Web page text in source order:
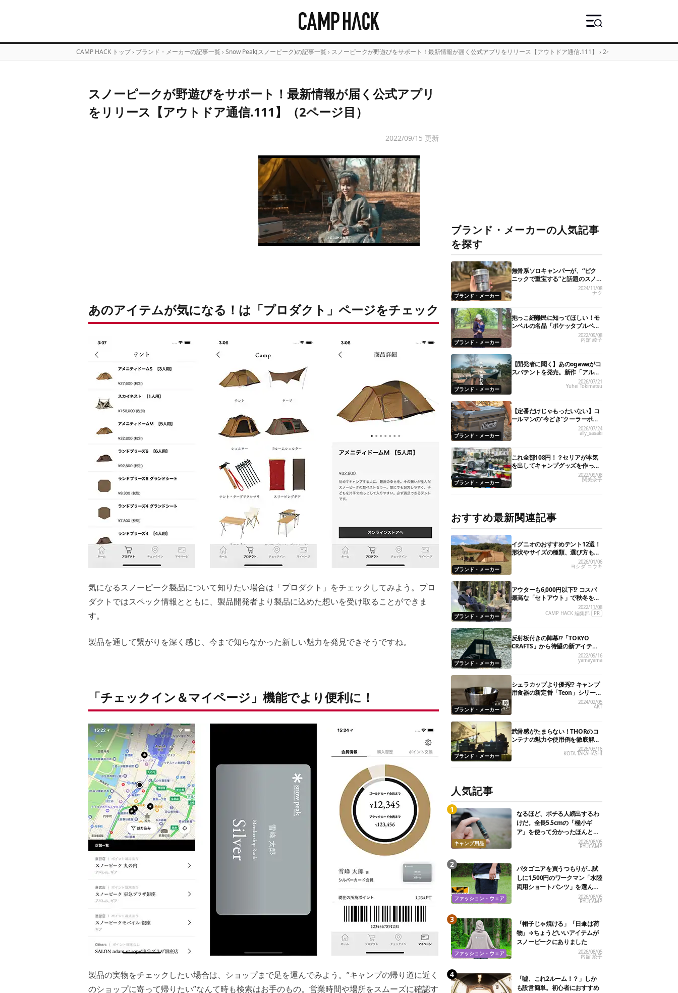
CAMP HACK トップ › ブランド・メーカーの記事一覧 › Snow Peak(スノーピーク)の記事一覧 › スノーピークが野遊びをサポート！最新情報が届く公式アプリをリリース【アウトドア通信.111】 › 2ページ目
スノーピークが野遊びをサポート！最新情報が届く公式アプリ
をリリース【アウトドア通信.111】（2ページ目）
2022/09/15 更新
あのアイテムが気になる！は「プロダクト」ページをチェック
気になるスノーピーク製品について知りたい場合は「プロダクト」をチェックしてみよう。プロ
ダクトではスペック情報とともに、製品開発者より製品に込めた想いを受け取ることができま
す。
製品を通して繋がりを深く感じ、今まで知らなかった新しい魅力を発見できそうですね。
「チェックイン＆マイページ」機能でより便利に！
製品の実物をチェックしたい場合は、ショップまで足を運んでみよう。”キャンプの帰り道に近く
のショップに寄って帰りたい”なんて時も検索はお手のもの。営業時間や場所をスムーズに確認す
ブランド・メーカーの人気記事
を探す
ブランド・メーカー
無骨系ソロキャンパーが、“ピク
ニックで重宝する”と話題のスノ
ーピーク「サヨウ」を使ってみた
ら…
2024/11/08
ナク
ブランド・メーカー
抱っこ紐難民に知ってほしい！モ
ンベルの名品「ポケッタブルベビ
ーキャリア」が全パパママにおす
2022/09/08
内舘 綾子
ブランド・メーカー
【開発者に聞く】あのogawaがコ
スパテントを発売。新作「アルテ
ミス」が即完売したワケ
2026/07/21
Yuhei Tokimatsu
ブランド・メーカー
【定番だけじゃもったいない】コ
ールマンの“今どき”クーラーボッ
クス7選！
2026/07/24
ally_sasaki
ブランド・メーカー
これ全部108円！？セリアが本気
を出してキャンプグッズを作った
ら凄いことに…！
2022/09/08
関美奈子
おすすめ最新関連記事
ブランド・メーカー
イグニオのおすすめテント12選！
形状やサイズの種類、選び方も解
説
2026/01/06
ヨシダ コウキ
ブランド・メーカー
アウターも6,000円以下!? コスパ
最高な「セトアウト」で秋冬をオ
シャレで快適に！
2022/11/08
CAMP HACK 編集部
PR
ブランド・メーカー
反射板付きの陣幕!?「TOKYO
CRAFTS」から待望の新アイテム4
型が一挙揃い踏み！
2022/09/16
yamayama
ブランド・メーカー
シェラカップより優秀!? キャンプ
用食器の新定番「Teon」シリーズ
【私的神アイテム】
2024/02/05
AKT
ブランド・メーカー
武骨感がたまらない！THORのコ
ンテナの魅力や使用例を徹底解
2026/03/16
KOTA TAKAHASHI
人気記事
キャンプ用品
なるほど、ポチる人続出するわ
けだ。全長5.5cmの「極小ギ
ア」を使って分かったほんとの
2026/08/05
RYUCAMP
ファッション・ウェア
パタゴニアを買うつもりが…試
しに1,500円のワークマン「水陸
両用ショートパンツ」を選んだ
2026/08/05
RYUCAMP
ファッション・ウェア
「帽子じゃ焼ける」「日傘は荷
物」→ちょうどいいアイテムが
スノーピークにありました
2026/08/05
内舘 綾子
「嘘、これ2ルーム！？」しか
も設営簡単。初心者におすすめ